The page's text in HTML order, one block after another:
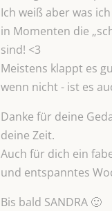
Ich weiß aber was
in Momenten die
sind! <3
Meistens klappt es
wenn nicht - ist es
Danke für deine
deine Zeit.
Auch für dich ein
und entspanntes
Bis bald SANDRA 🙂